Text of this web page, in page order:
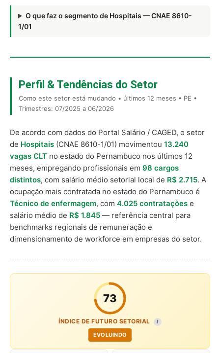
O que faz o segmento de Hospitais — CNAE 8610-
1/01
Perfil & Tendências do Setor
Como este setor está mudando • últimos 12 meses • PE •
Trimestres: 07/2025 a 06/2026
De acordo com dados do Portal Salário / CAGED, o setor
de Hospitais (CNAE 8610-1/01) movimentou 13.240
vagas CLT no estado do Pernambuco nos últimos 12
meses, empregando profissionais em 98 cargos
distintos, com salário médio setorial local de R$ 2.715. A
ocupação mais contratada no estado do Pernambuco é
Técnico de enfermagem, com 4.025 contratações e
salário médio de R$ 1.845 — referência central para
benchmarks regionais de remuneração e
dimensionamento de workforce em empresas do setor.
73
ÍNDICE DE FUTURO SETORIAL I
EVOLUINDO